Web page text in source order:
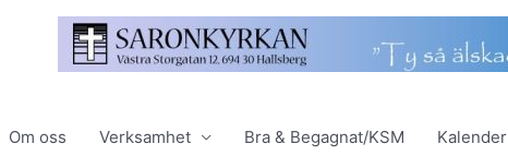
Om oss Verksamhet Bra & Begagnat/KSM Kalender